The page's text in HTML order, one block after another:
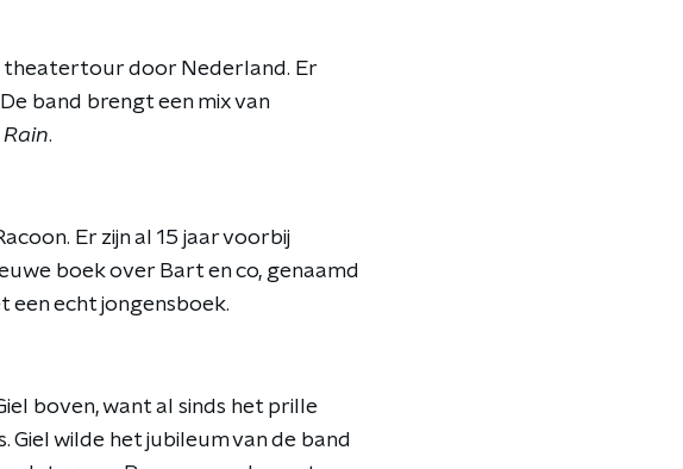
theatertour door Nederland. Er
band brengt een mix van
.
Er zijn al 15 jaar voorbij
boek over Bart en co, genaamd
een echt jongensboek.
boven, want al sinds het prille
Giel wilde het jubileum van de band